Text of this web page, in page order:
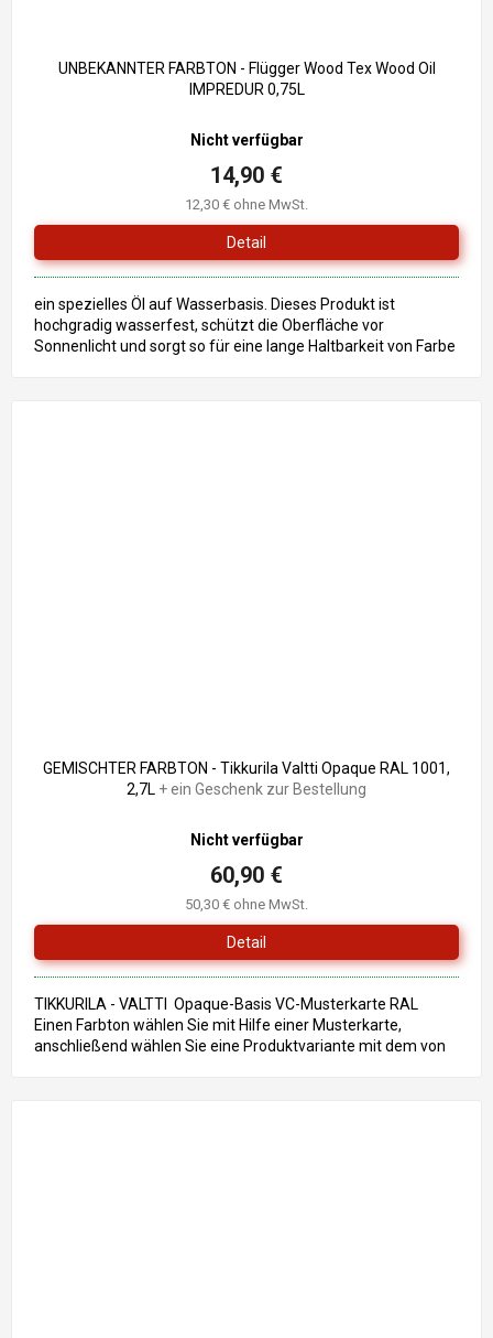
UNBEKANNTER FARBTON - Flügger Wood Tex Wood Oil
IMPREDUR 0,75L
Nicht verfügbar
12,30 € ohne MwSt.
14,90 €
Detail
ein spezielles Öl auf Wasserbasis. Dieses Produkt ist
hochgradig wasserfest, schützt die Oberfläche vor
Sonnenlicht und sorgt so für eine lange Haltbarkeit von Farbe
GEMISCHTER FARBTON - Tikkurila Valtti Opaque RAL 1001,
2,7L + ein Geschenk zur Bestellung
Nicht verfügbar
50,30 € ohne MwSt.
60,90 €
Detail
TIKKURILA - VALTTI Opaque-Basis VC-Musterkarte RAL
Einen Farbton wählen Sie mit Hilfe einer Musterkarte,
anschließend wählen Sie eine Produktvariante mit dem von